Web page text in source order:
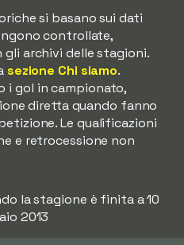
si basano sui dati
controllate,
gli archivi delle stagioni.
sezione Chi siamo.
i gol in campionato,
diretta quando fanno
Le qualificazioni
e retrocessione non
la stagione è finita a 10
2013